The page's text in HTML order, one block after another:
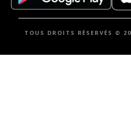
TOUS DROITS RÉSERVÉS ©